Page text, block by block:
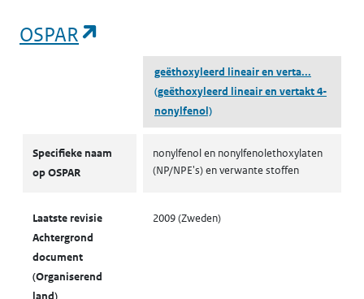
OSPAR
geëthoxyleerd lineair en verta...
(geëthoxyleerd lineair en vertakt 4-
nonylfenol)
Specifieke naam
op OSPAR
nonylfenol en nonylfenolethoxylaten
(NP/NPE's) en verwante stoffen
Laatste revisie
Achtergrond
document
(Organiserend
land)
2009 (Zweden)